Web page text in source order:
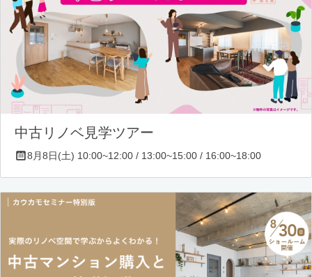
中古リノベ見学ツアー
8月8日(土) 10:00~12:00 / 13:00~15:00 / 16:00~18:00